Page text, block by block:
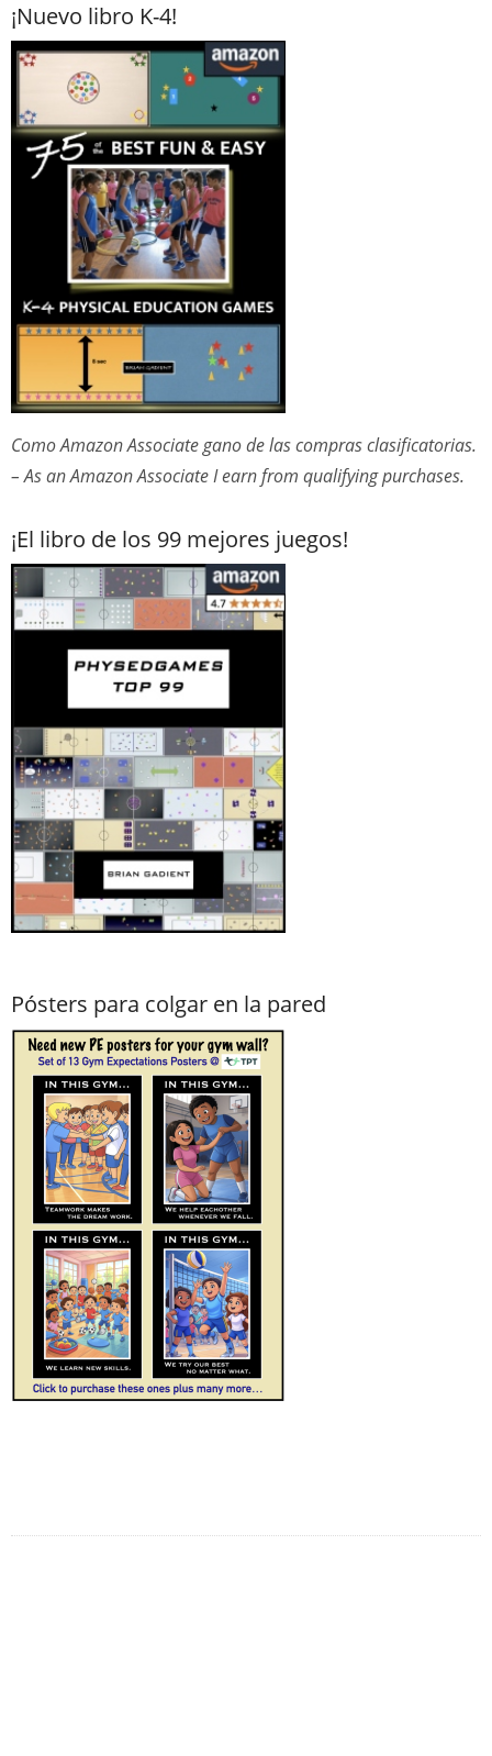
¡Nuevo libro K-4!
Como Amazon Associate gano de las compras clasificatorias.
– As an Amazon Associate I earn from qualifying purchases.
¡El libro de los 99 mejores juegos!
Pósters para colgar en la pared